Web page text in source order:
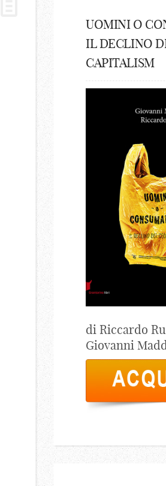
UOMINI O
IL DECLINO
CAPITALISM
di Riccardo
Giovanni